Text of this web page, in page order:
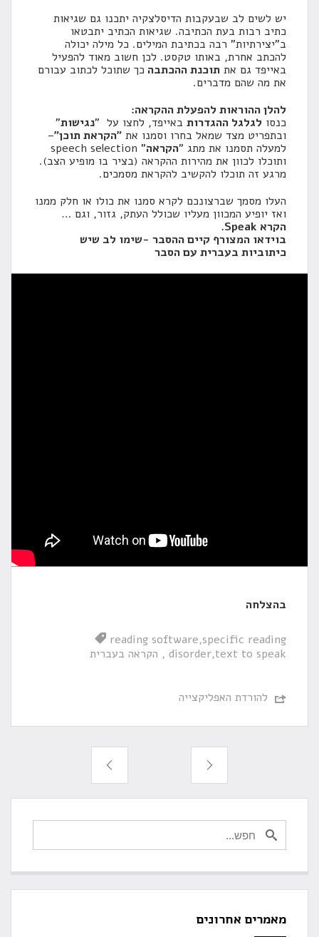
יש לשים לב שבעקבות הדיסלצקיה יתכנו גם שגיאות
כתיב רבות בעת הכתיבה. שגיאות הכתיב יתבטאו
ב"יצירתיות" רבה בכתיבת המילים. כל מילה יכולה
להכתב אחרת, באותו טקסט. לכן חשוב מאוד להפעיל
באייפד גם את תוכנת ההכתבה כך שתוכל לכתוב עבורם
את מה שהם מדברים.
להלן ההוראות להפעלת ההקראה:
כנסו לגלגל ההגדרות באייפד, לחצו על "נגישות"
ובתפריט מצד שמאל בחרו וסמנו את "הקראת תוכן"–
למעלה תסמנו את מתג "הקראה
" speech selection
ותוכלו לכוון את מהירות ההקראה (בציר בו מופיע הצב).
מרגע זה תוכלו להקשיב להקראת מסמכים.
העלו מסמך שברצונכם לקרא סמנו את כולו או חלק ממנו
ואז יופיע המכוון מעליו שכולל העתק, גזור, וגם …
הקרא Speak.
בוידאו המצורף קיים ההסבר -שימו לב שיש
כיתוביות בעברית עם הסבר
בהצלחה
reading software specific reading
disorder text to speak הקראה בעברית
להורדת האפליקצייה
מאמרים אחרונים